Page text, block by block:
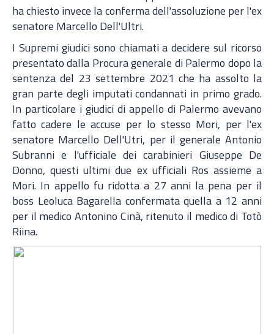
ha chiesto invece la conferma dell'assoluzione per l'ex
senatore Marcello Dell'Ultri.
I Supremi giudici sono chiamati a decidere sul ricorso
presentato dalla Procura generale di Palermo dopo la
sentenza del 23 settembre 2021 che ha assolto la
gran parte degli imputati condannati in primo grado.
In particolare i giudici di appello di Palermo avevano
fatto cadere le accuse per lo stesso Mori, per l'ex
senatore Marcello Dell'Utri, per il generale Antonio
Subranni e l'ufficiale dei carabinieri Giuseppe De
Donno, questi ultimi due ex ufficiali Ros assieme a
Mori. In appello fu ridotta a 27 anni la pena per il
boss Leoluca Bagarella confermata quella a 12 anni
per il medico Antonino Cinà, ritenuto il medico di Totò
Riina.